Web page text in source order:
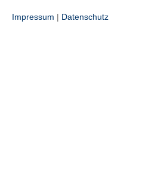
Impressum | Datenschutz